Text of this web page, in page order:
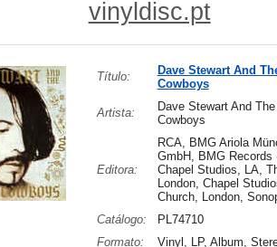
vinyldisc.pt
Título:
Dave Stewart And
Cowboys
Artista:
Dave Stewart And
Cowboys
Editora:
RCA, BMG Ariola
GmbH, BMG Records
Chapel Studios, LA,
London, Chapel
Church, London,
Catálogo:
PL74710
Formato:
Vinyl, LP, Album,